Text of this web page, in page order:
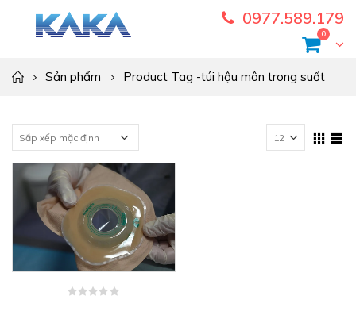
0977.589.179
0
Sản phẩm Product Tag -túi hậu môn trong suốt